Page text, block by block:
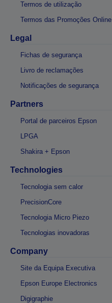
Termos de utilização
Termos das Promoções Online
Legal
Fichas de segurança
Livro de reclamações
Notificações de segurança
Partners
Portal de parceiros Epson
LPGA
Shakira + Epson
Technologies
Tecnologia sem calor
PrecisionCore
Tecnologia Micro Piezo
Tecnologias inovadoras
Company
Site da Equipa Executiva
Epson Europe Electronics
Digigraphie